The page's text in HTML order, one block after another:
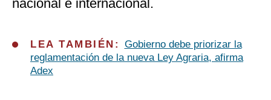
nacional e internacional.
LEA TAMBIÉN: Gobierno debe priorizar la
reglamentación de la nueva Ley Agraria, afirma
Adex